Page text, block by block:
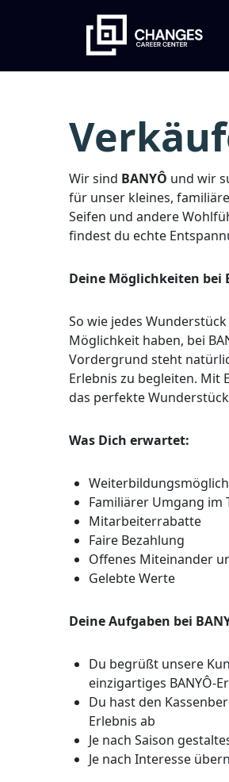
Wir sind BANYÔ und wir
für unser kleines,
Seifen und andere
findest du echte
Deine Möglichkeiten bei
So wie jedes
Möglichkeit haben, bei
Vordergrund steht
Erlebnis zu begleiten.
das perfekte
Was Dich erwartet:
Familiärer Umgang im
Mitarbeiterrabatte
Faire Bezahlung
Offenes Miteinander
Gelebte Werte
Deine Aufgaben bei
Du begrüßt unsere
einzigartiges BANYÔ-
Du hast den
Erlebnis ab
Je nach Saison
Je nach Interesse